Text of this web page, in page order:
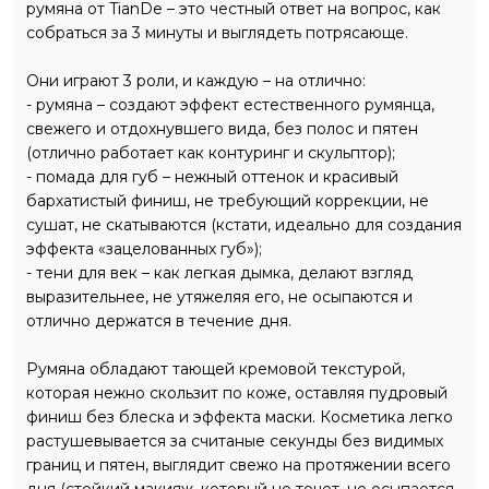
поместится даже в миниатюрную сумочку и будет всегда
с тобой. Один продукт – три роли – бесконечная
румяна от TianDe – это честный ответ на вопрос, как
собраться за 3 минуты и выглядеть потрясающе.
Они играют 3 роли, и каждую – на отлично:
- румяна – создают эффект естественного румянца,
свежего и отдохнувшего вида, без полос и пятен
(отлично работает как контуринг и скульптор);
- помада для губ – нежный оттенок и красивый
бархатистый финиш, не требующий коррекции, не
сушат, не скатываются (кстати, идеально для создания
эффекта «зацелованных губ»);
- тени для век – как легкая дымка, делают взгляд
выразительнее, не утяжеляя его, не осыпаются и
отлично держатся в течение дня.
Румяна обладают тающей кремовой текстурой,
которая нежно скользит по коже, оставляя пудровый
финиш без блеска и эффекта маски. Косметика легко
растушевывается за считаные секунды без видимых
границ и пятен, выглядит свежо на протяжении всего